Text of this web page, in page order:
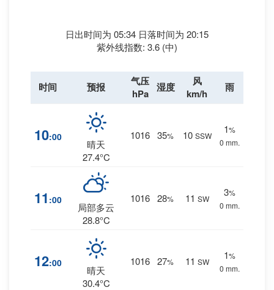
日出时间为 05:34 日落时间为 20:15
紫外线指数: 3.6 (中)
时间 预报
气压
hPa
湿度
风
km/h
雨
10:00
晴天
27.4°C
1016 35% 10 SSW
1%
0 mm.
11 :00
局部多云
28.8°C
1016 28% 11 SW
3%
0 mm.
12:00
晴天
30.4°C
1016 27% 11 SW
1%
0 mm.